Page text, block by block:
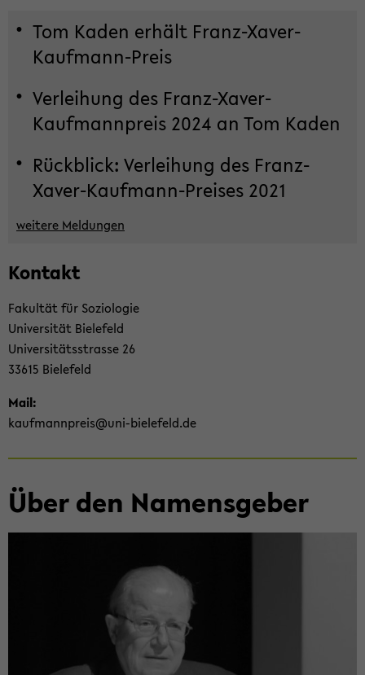
Tom Kaden er­hält Franz-​Xaver-
Kaufmann-Preis
Ver­lei­hung des Franz-​Xaver-
Kaufmannpreis 2024 an Tom Kaden
Rück­blick: Ver­lei­hung des Franz-​
Xaver-Kaufmann-Preises 2021
wei­te­re Mel­dun­gen
Kon­takt
Fa­kul­tät für So­zio­lo­gie
Uni­ver­si­tät Bie­le­feld
Uni­ver­si­täts­stras­se 26
33615 Bie­le­feld
Mail:
kauf­mann­preis@uni-​bielefeld.de
Über den Na­mens­ge­ber